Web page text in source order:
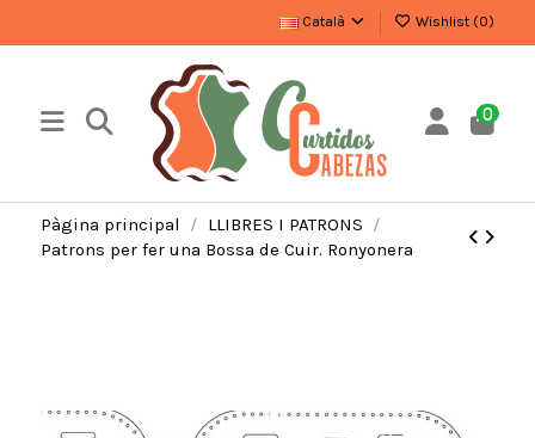
Català Wishlist (0)
0
Pàgina principal
LLIBRES I PATRONS
Patrons per fer una Bossa de Cuir. Ronyonera